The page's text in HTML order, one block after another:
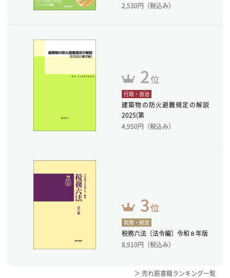
2,530円（税込み）
行政・自治
建築物の防火避難規定の解説
2025(第
4,950円（税込み）
税務・経営
税務六法〔法令編〕令和８年版
8,910円（税込み）
＞ 売れ筋書籍ランキング一覧